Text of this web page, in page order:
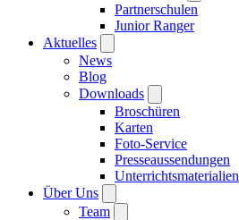
Partnerschulen
Junior Ranger
Aktuelles
News
Blog
Downloads
Broschüren
Karten
Foto-Service
Presseaussendungen
Unterrichtsmaterialien
Über Uns
Team